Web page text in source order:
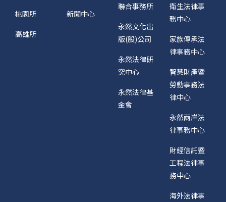
桃園所
高雄所
新聞中心
聯合事務所
永然文化出
版(股)公司
永然法律研
究中心
永然法律基
金會
衛生法律事
務中心
家族傳承法
律事務中心
智慧財產暨
勞動事務法
律中心
永然兩岸法
律事務中心
財經信託暨
工程法律事
務中心
海外法律事